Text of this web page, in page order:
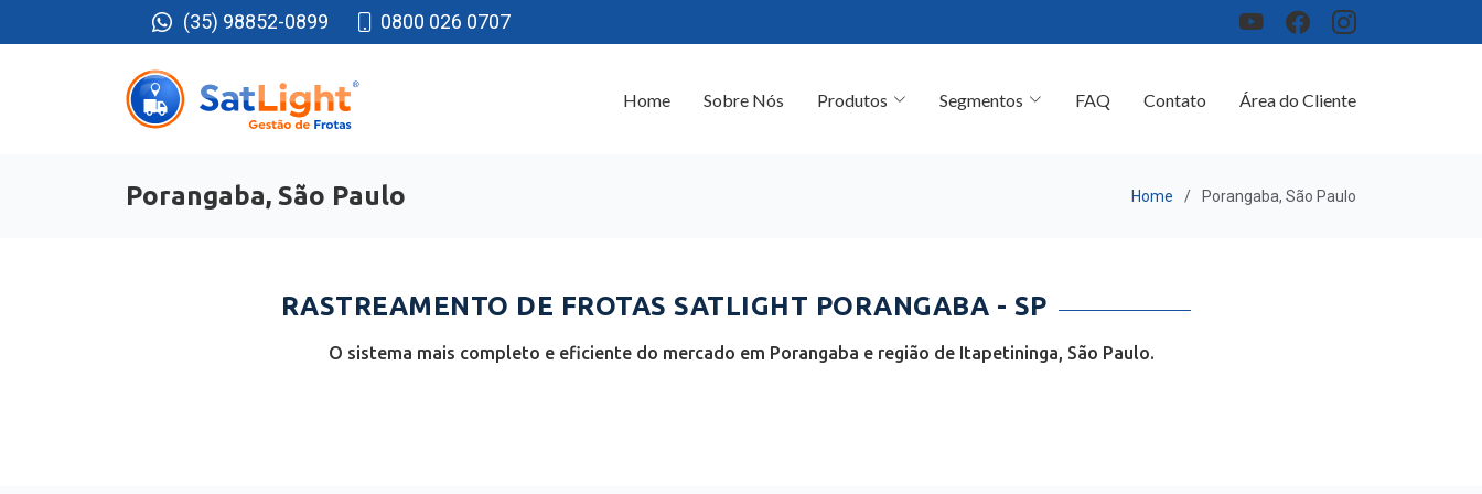
(35) 98852-0899 0800 026 0707
Home Sobre Nós Produtos Segmentos FAQ Contato Área do Cliente
Porangaba, São Paulo Home Porangaba, São Paulo
RASTREAMENTO DE FROTAS SATLIGHT PORANGABA - SP
O sistema mais completo e eficiente do mercado em Porangaba e região de Itapetininga, São Paulo.